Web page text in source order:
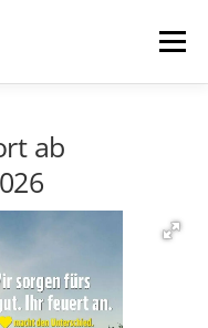
Menü
NORMA REWE
ab